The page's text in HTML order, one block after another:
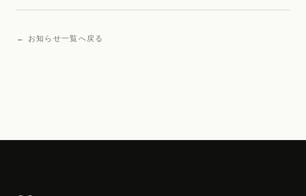
← お知らせ一覧へ戻る